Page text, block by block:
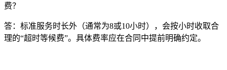
费？
答：标准服务时长外（通常为8或10小时），会按小时收取合
理的“超时等候费”。具体费率应在合同中提前明确约定。